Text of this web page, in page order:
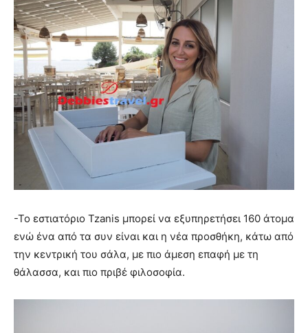
-Το εστιατόριο Tzanis μπορεί να εξυπηρετήσει 160 άτομα
ενώ ένα από τα συν είναι και η νέα προσθήκη, κάτω από
την κεντρική του σάλα, με πιο άμεση επαφή με τη
θάλασσα, και πιο πριβέ φιλοσοφία.